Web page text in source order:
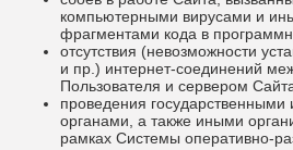
компьютерными вирусами и
фрагментами кода в
отсутствия (невозможности
и пр.) интернет-соединений
Пользователя и сервером
проведения
органами, а также иными
рамках Системы оперативно-